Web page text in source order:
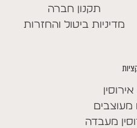
תקנון חברה
מדיניות ביטול והחזרות
מעוצבים
מעבדה